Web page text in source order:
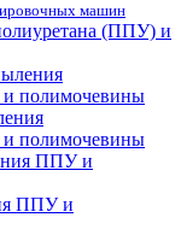
машин
(ППУ) и
полимочевины
ППУ и